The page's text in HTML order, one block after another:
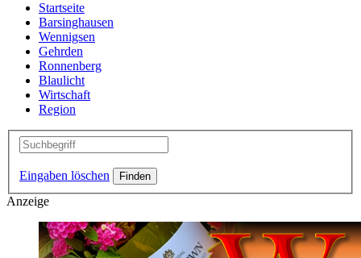
Startseite
Barsinghausen
Wennigsen
Gehrden
Ronnenberg
Blaulicht
Wirtschaft
Region
Eingaben löschen
Anzeige